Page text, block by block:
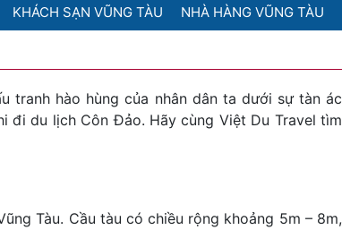
KHÁCH SẠN VŨNG TÀU NHÀ HÀNG VŨNG TÀU
tranh hào hùng của nhân dân ta dưới sự tàn ác
đi du lịch Côn Đảo. Hãy cùng Việt Du Travel tìm
Tàu. Cầu tàu có chiều rộng khoảng 5m – 8m,